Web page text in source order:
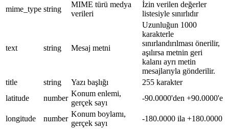
mime_type string
MIME türü medya
verileri
İzin verilen değerler
listesiyle sınırlıdır
text string Mesaj metni
Uzunluğun 1000
karakterle
sınırlandırılması önerilir,
aşılırsa metnin geri
kalanı ayrı metin
mesajlarıyla gönderilir.
title
string Yazı başlığı
255 karakter
latitude
number
Konum enlemi,
gerçek sayı
-90.0000'den +90.0000'e
longitude number
Konum boylamı,
gerçek sayı
-180.0000 ila +180.0000